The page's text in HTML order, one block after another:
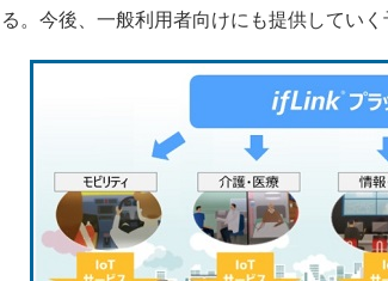
る。今後、一般利用者向けにも提供していく